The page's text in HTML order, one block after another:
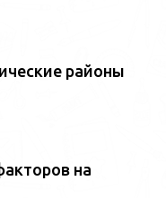
районы
на